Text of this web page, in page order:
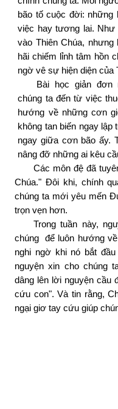
bão tố cuộc đời:
việc hay tương lai. Như
vào Thiên Chúa,
hãi chiếm lỉnh tâm hồn
ngờ vê sự hiện diện của
Bài học giản đơn
chúng ta đến từ việc
hướng về những cơn
không tan biến ngay
ngay giữa cơn bão ấy.
nâng đỡ những ai kêu
Các môn đệ đã
Chúa." Đôi khi, chính
chúng ta mới yêu mến
trọn vẹn hơn.
Trong tuần này,
chúng để luôn hướng
nghi ngờ khi nó bắt
nguyện xin cho chúng
dâng lên lời nguyện cầu
cứu con". Và tin rằng,
ngại giơ tay cứu giúp